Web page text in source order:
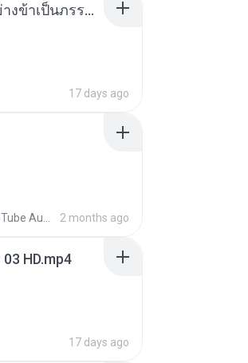
เกิดใหม่อีกครา อี๋เหนียงอย่างข้าเป็นภรรยาขุนนาง 1_ST.pdf
17 days ago
2 months ago
HD.mp4
17 days ago